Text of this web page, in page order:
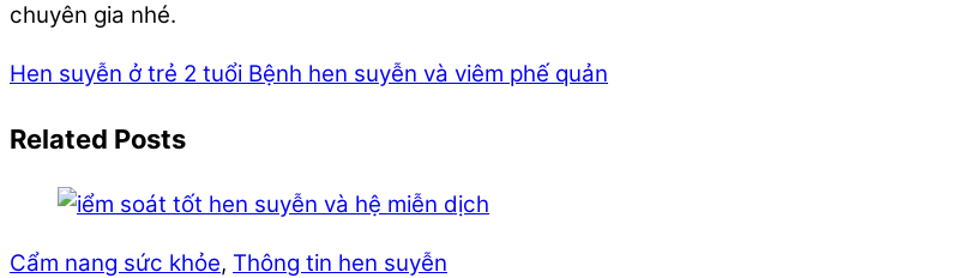
chuyên gia nhé.
Hen suyễn ở trẻ 2 tuổi Bệnh hen suyễn và viêm phế quản
Related Posts
Cẩm nang sức khỏe, Thông tin hen suyễn